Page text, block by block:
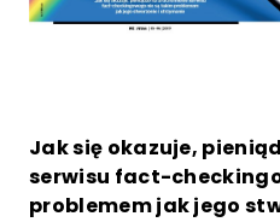
Jak się okazuje,
serwisu fact-
problemem jak jego